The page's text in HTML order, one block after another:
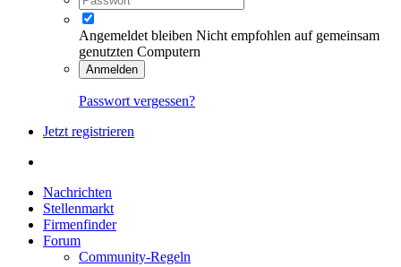
Angemeldet bleiben Nicht empfohlen auf gemeinsam
genutzten Computern
Anmelden
Passwort vergessen?
Jetzt registrieren
Nachrichten
Stellenmarkt
Firmenfinder
Forum
Community-Regeln